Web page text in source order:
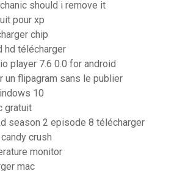
should i remove it
pour xp
chip
hd télécharger
player 7.6 0.0 for android
un flipagram sans le publier
10
gratuit
season 2 episode 8 télécharger
crush
monitor
mac